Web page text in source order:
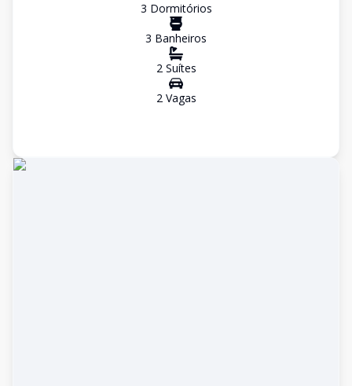
3 Dormitórios
3 Banheiros
2Suítes
2Vagas